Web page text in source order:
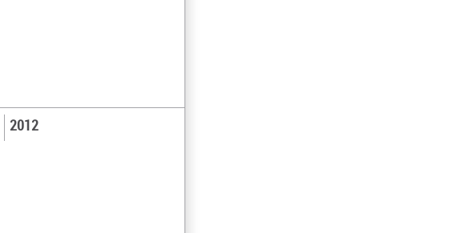
2012